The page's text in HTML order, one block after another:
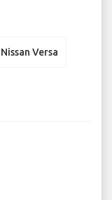
Nissan Versa